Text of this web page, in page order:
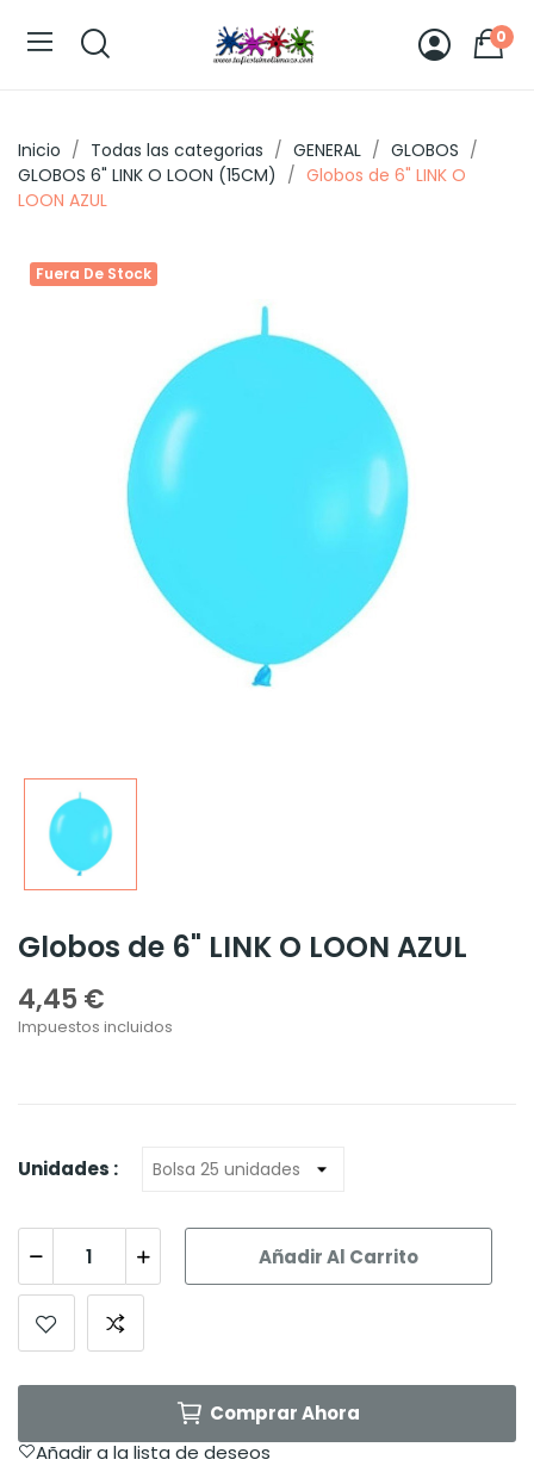
0
Inicio Todas las categorias GENERAL
GLOBOS
GLOBOS 6" LINK O LOON (15CM)
Globos de 6" LINK O
LOON AZUL
Fuera De Stock
Globos de 6" LINK O LOON AZUL
4,45 €
Impuestos incluidos
Unidades :
Añadir Al Carrito
Comprar Ahora
Añadir a la lista de deseos